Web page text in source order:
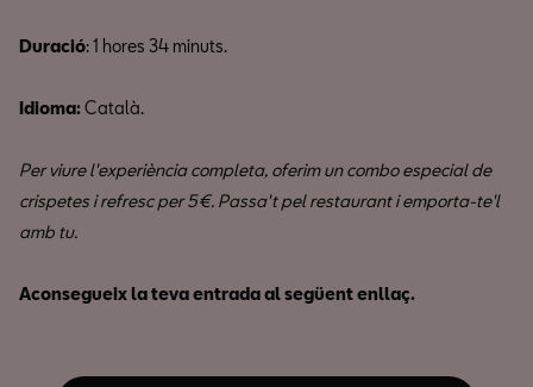
Duració: 1 hores 34 minuts.
Idioma:Català.
Per viure l'experiència completa, oferim un combo especial de
crispetes i refresc per 5€. Passa't pel restaurant i emporta-te'l
amb tu.
Aconsegueix la teva entrada al següent enllaç.